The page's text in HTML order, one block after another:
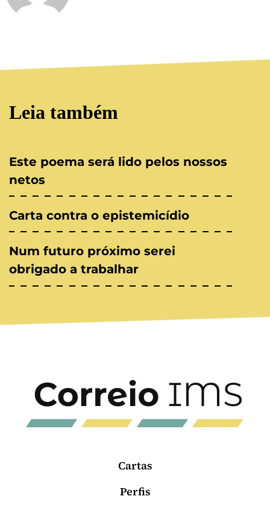
Leia também
Este poema será lido pelos nossos
netos
Carta contra o epistemicídio
Num futuro próximo serei
obrigado a trabalhar
Cartas
Perfis